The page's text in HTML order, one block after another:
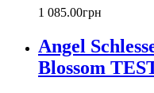
Bond № 9
Boucheron
Bourjois
Britney Spears
1 085.00грн
Angel
Blossom